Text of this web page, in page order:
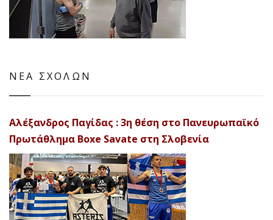
ΝΕΑ ΣΧΟΛΩΝ
Αλέξανδρος Παγίδας : 3η θέση στο Πανευρωπαϊκό
Πρωτάθλημα Boxe Savate στη Σλοβενία